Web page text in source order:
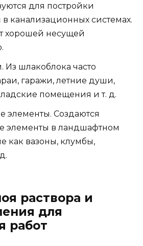
для постройки
канализационных системах.
хорошей несущей
Из шлакоблока часто
гаражи, летние души,
помещения и т. д.
элементы. Создаются
элементы в ландшафтном
как вазоны, клумбы,
раствора и
для
работ